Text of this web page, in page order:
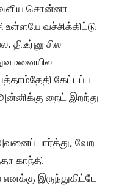
சொன்னா
வச்சிக்கிட்டு
திடீர்னு சில
கேட்டப்ப
நைட் இறந்து
பார்த்து, வேற
காந்தி
இருந்துகிட்டே